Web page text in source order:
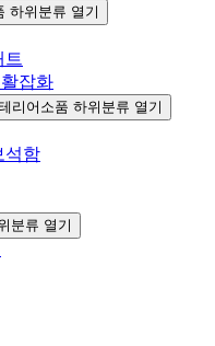
하위분류 열기
트
잡화
리어소품 하위분류 열기
석함
분류 열기